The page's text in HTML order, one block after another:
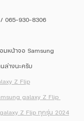
065-930-8306
มหน้าจอ Samsung
ล่างนะครับ
Z Flip
galaxy Z Flip
Z Flip ทุกรุ่น 2024